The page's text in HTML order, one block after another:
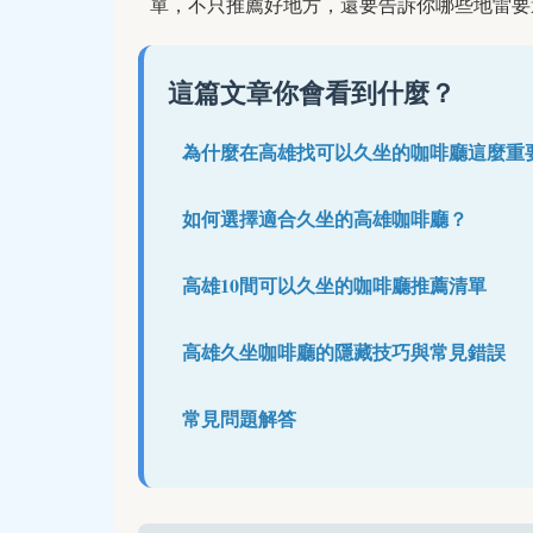
這篇文章你會看到什麼？
為什麼在高雄找可以久坐的咖啡廳這麼重
如何選擇適合久坐的高雄咖啡廳？
高雄10間可以久坐的咖啡廳推薦清單
高雄久坐咖啡廳的隱藏技巧與常見錯誤
常見問題解答